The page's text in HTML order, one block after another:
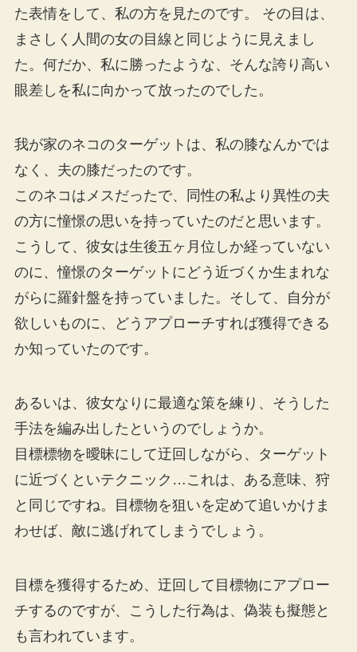
た表情をして、私の方を見たのです。 その目は、
まさしく人間の女の目線と同じように見えまし
た。何だか、私に勝ったような、そんな誇り高い
眼差しを私に向かって放ったのでした。
我が家のネコのターゲットは、私の膝なんかでは
なく、夫の膝だったのです。
このネコはメスだったで、同性の私より異性の夫
の方に憧憬の思いを持っていたのだと思います。
こうして、彼女は生後五ヶ月位しか経っていない
のに、憧憬のターゲットにどう近づくか生まれな
がらに羅針盤を持っていました。そして、自分が
欲しいものに、どうアプローチすれば獲得できる
か知っていたのです。
あるいは、彼女なりに最適な策を練り、そうした
手法を編み出したというのでしょうか。
目標標物を曖昧にして迂回しながら、ターゲット
に近づくといテクニック…これは、ある意味、狩
と同じですね。目標物を狙いを定めて追いかけま
わせば、敵に逃げれてしまうでしょう。
目標を獲得するため、迂回して目標物にアプロー
チするのですが、こうした行為は、偽装も擬態と
も言われています。